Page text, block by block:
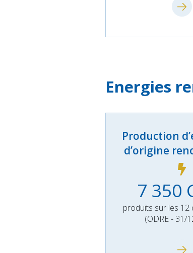
Energies
Production
d’origine
7 350
produits sur les 12
(ODRE - 31/